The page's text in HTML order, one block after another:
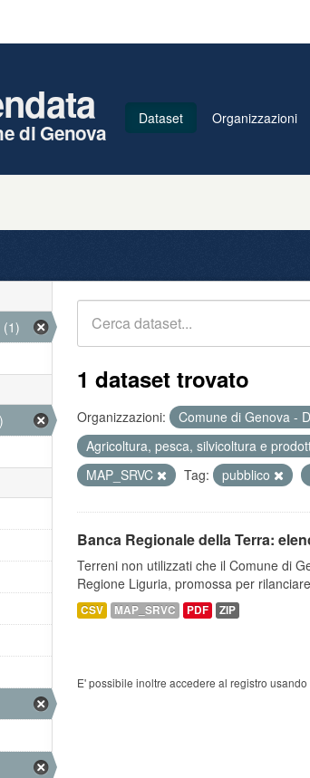
di Genova
Dataset Organizzazioni
1 dataset trovato
Organizzazioni: Comune di Genova -
Agricoltura, pesca, silvicoltura e
MAP_SRVC
Tag: pubblico
Banca Regionale della Terra:
Terreni non utilizzati che il Comune di
Regione Liguria, promossa per
CSV MAP_SRVC PDF ZIP
E' possibile inoltre accedere al registro usando
(1)